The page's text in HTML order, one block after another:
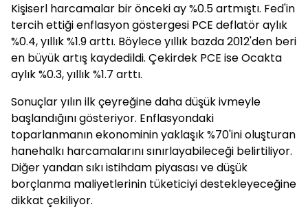
Kişiserl harcamalar bir önceki ay %0.5 artmıştı. Fed'in
tercih ettiği enflasyon göstergesi PCE deflatör aylık
%0.4, yıllık %1.9 arttı. Böylece yıllık bazda 2012'den beri
en büyük artış kaydedildi. Çekirdek PCE ise Ocakta
aylık %0.3, yıllık %1.7 arttı.
Sonuçlar yılın ilk çeyreğine daha düşük ivmeyle
başlandığını gösteriyor. Enflasyondaki
toparlanmanın ekonominin yaklaşık %70'ini oluşturan
hanehalkı harcamalarını sınırlayabileceği belirtiliyor.
Diğer yandan sıkı istihdam piyasası ve düşük
borçlanma maliyetlerinin tüketiciyi destekleyeceğine
dikkat çekiliyor.